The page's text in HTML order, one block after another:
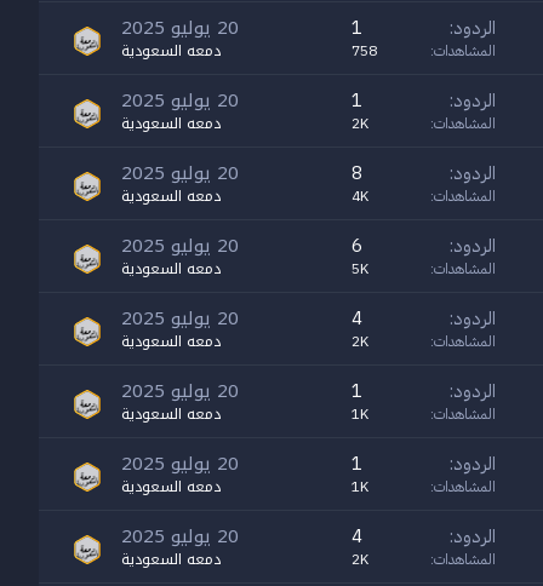
الردود
1
المشاهدات 758
20 يوليو 2025
دمعه السعودية
الردود
1
المشاهدات 2K
20 يوليو 2025
دمعه السعودية
الردود
8
المشاهدات 4K
20 يوليو 2025
دمعه السعودية
الردود
6
المشاهدات 5K
20 يوليو 2025
دمعه السعودية
الردود
4
المشاهدات 2K
20 يوليو 2025
دمعه السعودية
الردود
1
المشاهدات 1K
20 يوليو 2025
دمعه السعودية
الردود
1
المشاهدات 1K
20 يوليو 2025
دمعه السعودية
الردود
4
المشاهدات 2K
20 يوليو 2025
دمعه السعودية